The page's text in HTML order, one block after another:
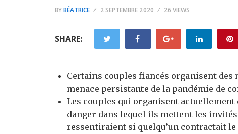
BYBÉATRICE 2 SEPTEMBRE 2020 26 VIEWS
SHARE:
Certains couples fiancés organisent des
menace persistante de la pandémie de
Les couples qui organisent
danger dans lequel ils mettent les
ressentiraient si quelqu’un contractait le